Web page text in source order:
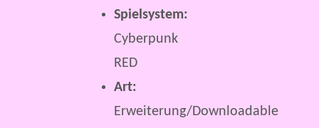
Spielsystem:
Cyberpunk
RED
Art:
Erweiterung/Downloadable